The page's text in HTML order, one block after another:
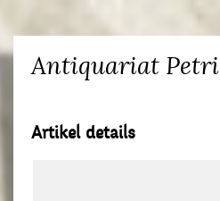
Antiquariat Petri
Artikel details